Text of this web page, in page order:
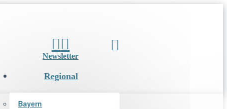
Newsletter
Regional
Bayern